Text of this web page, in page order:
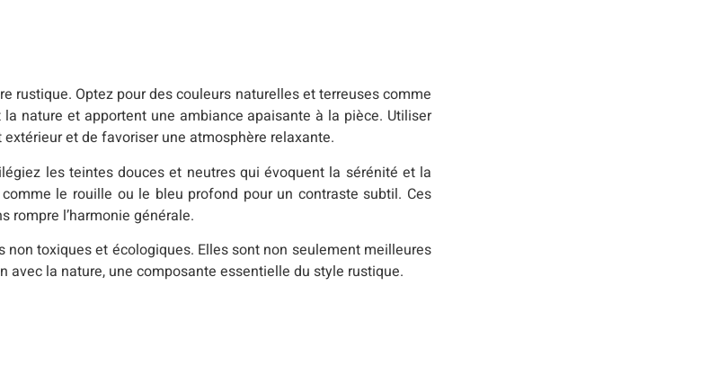
rustique. Optez pour des couleurs naturelles et terreuses comme
nature et apportent une ambiance apaisante à la pièce. Utiliser
et de favoriser une atmosphère relaxante.
les teintes douces et neutres qui évoquent la sérénité et la
le rouille ou le bleu profond pour un contraste subtil. Ces
rompre l’harmonie générale.
toxiques et écologiques. Elles sont non seulement meilleures
avec la nature, une composante essentielle du style rustique.